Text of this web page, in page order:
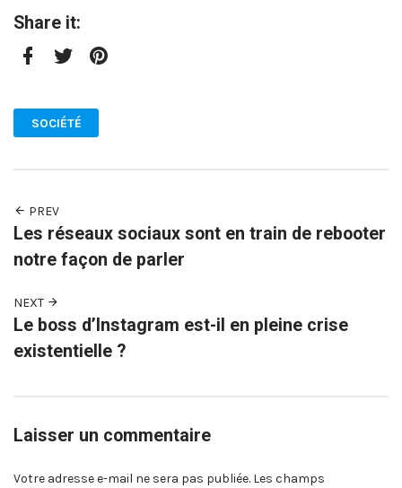
Share it:
SOCIÉTÉ
PREV
Les réseaux sociaux sont en train de rebooter
notre façon de parler
NEXT
Le boss d’Instagram est-il en pleine crise
existentielle ?
Laisser un commentaire
Votre adresse e-mail ne sera pas publiée. Les champs